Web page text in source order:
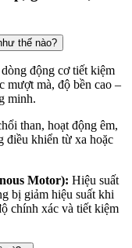
thế nào?
động cơ tiết kiệm
mượt mà, độ bền cao –
minh.
than, hoạt động êm,
điều khiển từ xa hoặc
Motor): Hiệu suất
bị giảm hiệu suất khi
chính xác và tiết kiệm